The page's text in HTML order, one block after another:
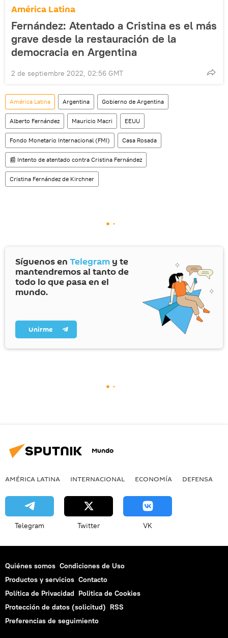
América Latina
Fernández: Atentado a Cristina es el más
grave desde la restauración de la
democracia en Argentina
2 de septiembre 2022, 02:56 GMT
América Latina Argentina Gobierno de Argentina
Alberto Fernández Mauricio Macri EEUU
Fondo Monetario Internacional (FMI) Casa Rosada
📰 Intento de atentado contra Cristina Fernández
Cristina Fernández de Kirchner
Síguenos en Telegram y te
mantendremos al tanto de
todo lo que pasa en el
mundo.
Unirme
Mundo
AMÉRICA LATINA INTERNACIONAL ECONOMÍA DEFENSA
Telegram Twitter VK
Quiénes somos Condiciones de Uso
Productos y servicios Contacto
Política de Privacidad Politica de Cookies
Protección de datos (solicitud) RSS
Preferencias de seguimiento